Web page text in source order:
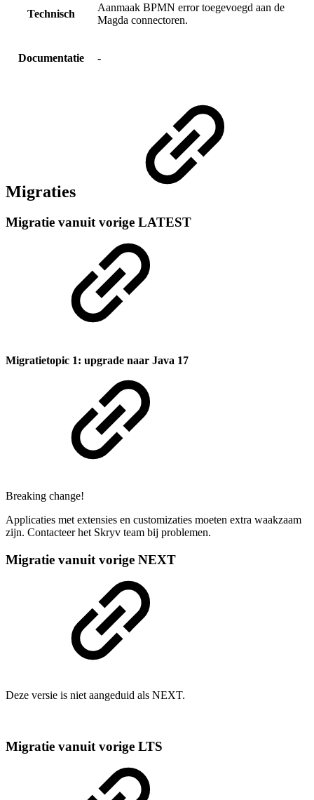
Technisch
Aanmaak BPMN error toegevoegd aan de
Magda connectoren.
Documentatie -
Migraties
Migratie vanuit vorige LATEST
Migratietopic 1: upgrade naar Java 17
Breaking change!
Applicaties met extensies en customizaties moeten extra waakzaam
zijn. Contacteer het Skryv team bij problemen.
Migratie vanuit vorige NEXT
Deze versie is niet aangeduid als NEXT.
Migratie vanuit vorige LTS